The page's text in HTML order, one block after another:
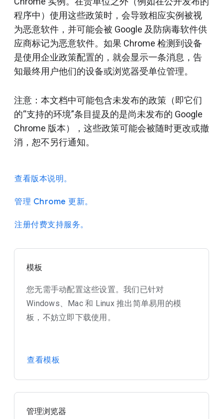
程序中）使用这些政策时，会导致相应实例被视
为恶意软件，并可能会被 Google 及防病毒软件供
应商标记为恶意软件。如果 Chrome 检测到设备
是使用企业政策配置的，就会显示一条消息，告
知最终用户他们的设备或浏览器受单位管理。
注意：本文档中可能包含未发布的政策（即它们
的“支持的环境”条目提及的是尚未发布的 Google
Chrome 版本），这些政策可能会被随时更改或撤
消，恕不另行通知。
查看版本说明。
管理 Chrome 更新。
注册付费支持服务。
模板
您无需手动配置这些设置。我们已针对
Windows、Mac 和 Linux 推出简单易用的模
板，不妨立即下载使用。
查看模板
管理浏览器